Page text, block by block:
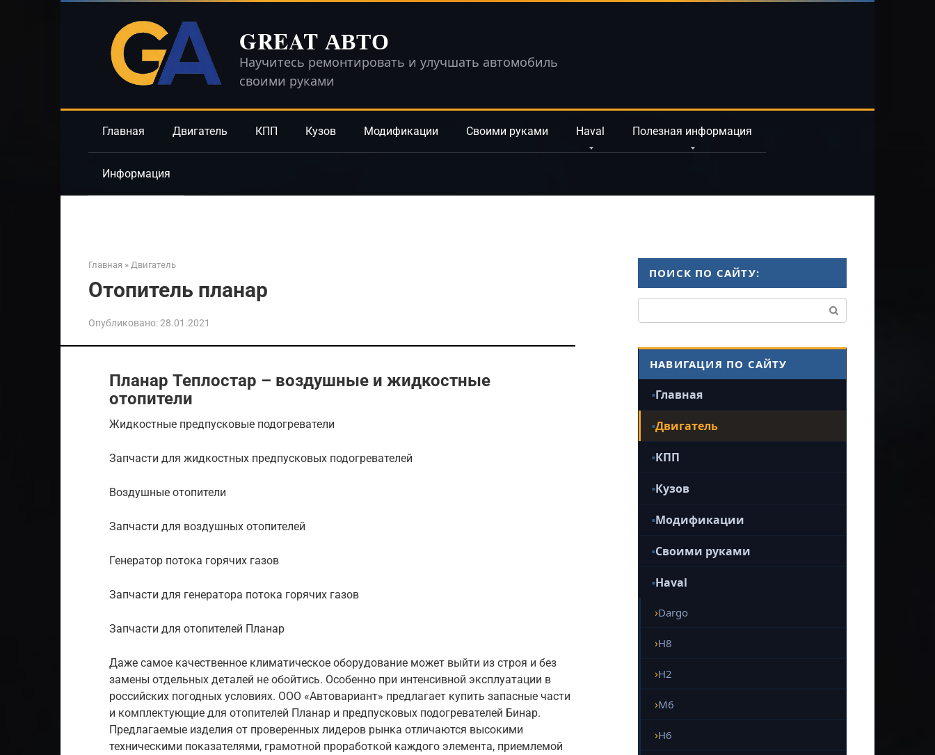
GREAT АВТО
Научитесь ремонтировать и улучшать автомобиль
своими руками
Главная Двигатель КПП Кузов Модификации Своими руками Haval Полезная информация
Информация
Главная » Двигатель
Отопитель планар
Опубликовано:28.01.2021
Планар Теплостар – воздушные и жидкостные
отопители
Жидкостные предпусковые подогреватели
Запчасти для жидкостных предпусковых подогревателей
Воздушные отопители
Запчасти для воздушных отопителей
Генератор потока горячих газов
Запчасти для генератора потока горячих газов
Запчасти для отопителей Планар
Даже самое качественное климатическое оборудование может выйти из строя и без
замены отдельных деталей не обойтись. Особенно при интенсивной эксплуатации в
российских погодных условиях. ООО «Автовариант» предлагает купить запасные части
и комплектующие для отопителей Планар и предпусковых подогревателей Бинар.
Предлагаемые изделия от проверенных лидеров рынка отличаются высокими
техническими показателями, грамотной проработкой каждого элемента, приемлемой
ПОИСК ПО САЙТУ:
НАВИГАЦИЯ ПО САЙТУ
Главная
Двигатель
КПП
Кузов
Модификации
Своими руками
Haval
Dargo
H8
H2
M6
H6